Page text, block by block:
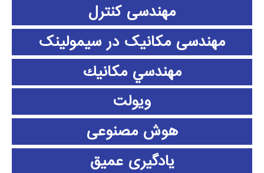
مهندسی کنترل
مهندسی مکانیک در سیمولینک
مهندسي مكانيك
ویولت
هوش مصنوعی
یادگیری عمیق